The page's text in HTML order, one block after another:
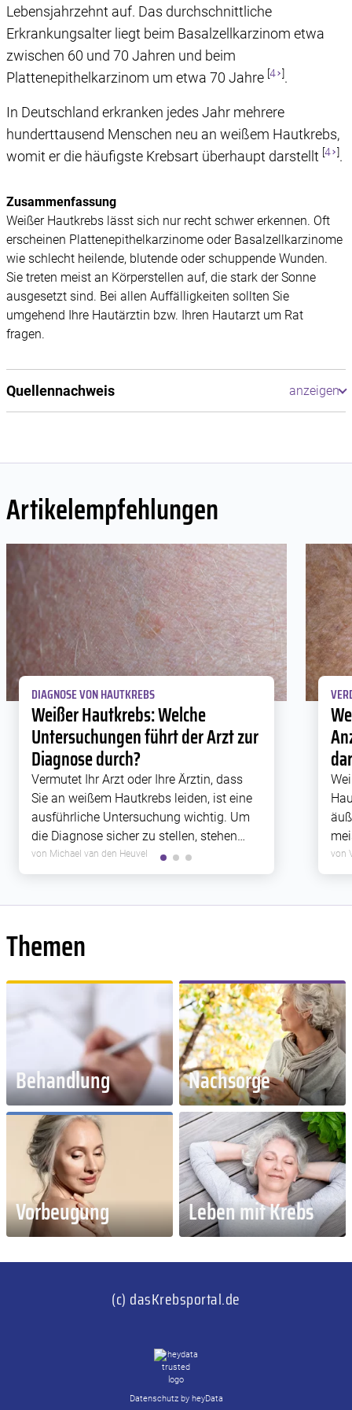
Einwilligung können Sie mit Wirkung für die Zukunft
widerrufen, indem Sie auf das runde Icon in der linken
unteren Ecke klicken. Weitere Informationen finden Sie in
unserer Datenschutzerklärung.
Lebensjahrzehnt auf. Das durchschnittliche
Erkrankungsalter liegt beim Basalzellkarzinom etwa
zwischen 60 und 70 Jahren und beim
Plattenepithelkarzinom um etwa 70 Jahre [4 ].
In Deutschland erkranken jedes Jahr mehrere
hunderttausend Menschen neu an weißem Hautkrebs,
womit er die häufigste Krebsart überhaupt darstellt [4 ].
Zusammenfassung
Weißer Hautkrebs lässt sich nur recht schwer erkennen. Oft
erscheinen Plattenepithelkarzinome oder Basalzellkarzinome
wie schlecht heilende, blutende oder schuppende Wunden.
Sie treten meist an Körperstellen auf, die stark der Sonne
ausgesetzt sind. Bei allen Auffälligkeiten sollten Sie
umgehend Ihre Hautärztin bzw. Ihren Hautarzt um Rat
fragen.
Quellennachweis
Artikelempfehlungen
DIAGNOSE VON HAUTKREBS
Weißer Hautkrebs: Welche
Untersuchungen führt der Arzt zur
Diagnose durch?
Vermutet Ihr Arzt oder Ihre Ärztin, dass
Sie an weißem Hautkrebs leiden, ist eine
ausführliche Untersuchung wichtig. Um
die Diagnose sicher zu stellen, stehen
verschiedene Maßnahmen zur
Verfügung. Was kommt in der
von Michael van den Heuvel von
Themen
Behandlung Nachsorge
Vorbeugung Leben mit Krebs
(c) dasKrebsportal.de
Datenschutz by heyData